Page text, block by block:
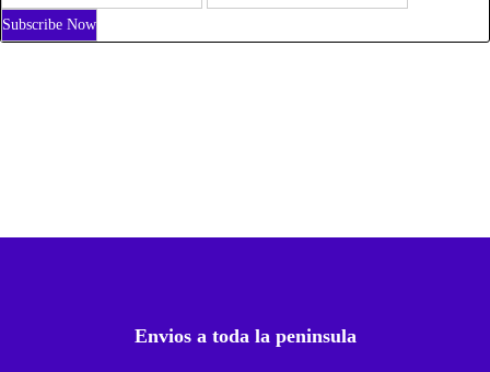
Envios a toda la peninsula